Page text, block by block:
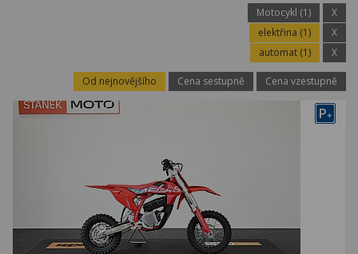
Motocykl (1)
X
elektřina (1)
X
automat (1)
X
Od nejnovějšího Cena sestupně Cena vzestupně
P+